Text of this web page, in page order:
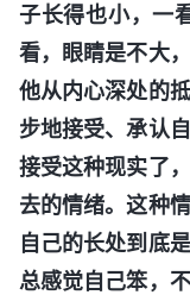
子长得也小，一
看，眼睛是不大
他从内心深处的
步地接受、承认
接受这种现实了
去的情绪。这种
自己的长处到底
总感觉自己笨，